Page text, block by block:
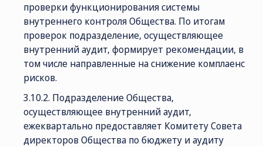
проверки функционирования системы
внутреннего контроля Общества. По итогам
проверок подразделение, осуществляющее
внутренний аудит, формирует рекомендации, в
том числе направленные на снижение комплаенс
рисков.
3.10.2. Подразделение Общества,
осуществляющее внутренний аудит,
ежеквартально предоставляет Комитету Совета
директоров Общества по бюджету и аудиту